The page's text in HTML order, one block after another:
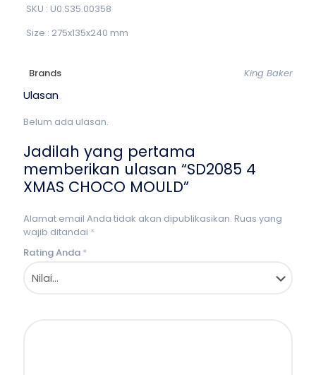
SKU : U0.S35.00358
Size : 275x135x240 mm
Brands King Baker
Ulasan
Belum ada ulasan.
Jadilah yang pertama
memberikan ulasan “SD2085 4
XMAS CHOCO MOULD”
Alamat email Anda tidak akan dipublikasikan. Ruas yang
wajib ditandai *
Rating Anda *